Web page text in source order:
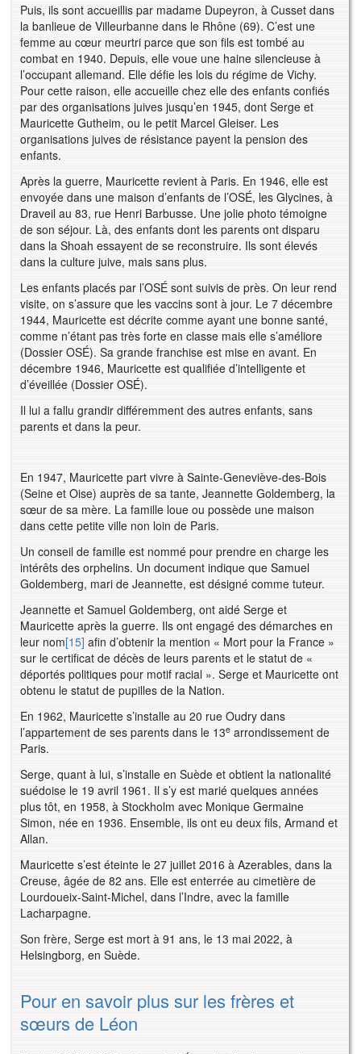
Puis, ils sont accueillis par madame Dupeyron, à Cusset dans
la banlieue de Villeurbanne dans le Rhône (69). C’est une
femme au cœur meurtri parce que son fils est tombé au
combat en 1940. Depuis, elle voue une haine silencieuse à
l’occupant allemand. Elle défie les lois du régime de Vichy.
Pour cette raison, elle accueille chez elle des enfants confiés
par des organisations juives jusqu’en 1945, dont Serge et
Mauricette Gutheim, ou le petit Marcel Gleiser. Les
organisations juives de résistance payent la pension des
enfants.
Après la guerre, Mauricette revient à Paris. En 1946, elle est
envoyée dans une maison d’enfants de l’OSÉ, les Glycines, à
Draveil au 83, rue Henri Barbusse. Une jolie photo témoigne
de son séjour. Là, des enfants dont les parents ont disparu
dans la Shoah essayent de se reconstruire. Ils sont élevés
dans la culture juive, mais sans plus.
Les enfants placés par l’OSÉ sont suivis de près. On leur rend
visite, on s’assure que les vaccins sont à jour. Le 7 décembre
1944, Mauricette est décrite comme ayant une bonne santé,
comme n’étant pas très forte en classe mais elle s’améliore
(Dossier OSÉ). Sa grande franchise est mise en avant. En
décembre 1946, Mauricette est qualifiée d’intelligente et
d’éveillée (Dossier OSÉ).
Il lui a fallu grandir différemment des autres enfants, sans
parents et dans la peur.
En 1947, Mauricette part vivre à Sainte-Geneviève-des-Bois
(Seine et Oise) auprès de sa tante, Jeannette Goldemberg, la
sœur de sa mère. La famille loue ou possède une maison
dans cette petite ville non loin de Paris.
Un conseil de famille est nommé pour prendre en charge les
intérêts des orphelins. Un document indique que Samuel
Goldemberg, mari de Jeannette, est désigné comme tuteur.
Jeannette et Samuel Goldemberg, ont aidé Serge et
Mauricette après la guerre. Ils ont engagé des démarches en
leur nom[15] afin d’obtenir la mention « Mort pour la France »
sur le certificat de décès de leurs parents et le statut de «
déportés politiques pour motif racial ». Serge et Mauricette ont
obtenu le statut de pupilles de la Nation.
En 1962, Mauricette s’installe au 20 rue Oudry dans
l’appartement de ses parents dans le 13e arrondissement de
Paris.
Serge, quant à lui, s’installe en Suède et obtient la nationalité
suédoise le 19 avril 1961. Il s’y est marié quelques années
plus tôt, en 1958, à Stockholm avec Monique Germaine
Simon, née en 1936. Ensemble, ils ont eu deux fils, Armand et
Allan.
Mauricette s’est éteinte le 27 juillet 2016 à Azerables, dans la
Creuse, âgée de 82 ans. Elle est enterrée au cimetière de
Lourdoueix-Saint-Michel, dans l’Indre, avec la famille
Lacharpagne.
Son frère, Serge est mort à 91 ans, le 13 mai 2022, à
Helsingborg, en Suède.
Pour en savoir plus sur les frères et
sœurs de Léon